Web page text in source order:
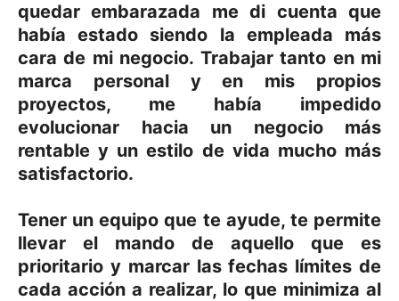
quedar embarazada me di cuenta que
había estado siendo la empleada más
cara de mi negocio. Trabajar tanto en mi
marca personal y en mis propios
proyectos, me había impedido
evolucionar hacia un negocio más
rentable y un estilo de vida mucho más
satisfactorio.
Tener un equipo que te ayude, te permite
llevar el mando de aquello que es
prioritario y marcar las fechas límites de
cada acción a realizar, lo que minimiza al